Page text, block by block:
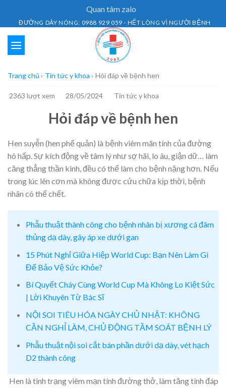
Quan tâm zalo
ĐƯỜNG DÂY NÓNG: 0988 929 059 - HẾT LÒNG VÌ NGƯỜI BỆNH
Trang chủ › Tin tức y khoa › Hỏi đáp về bệnh hen
2363 lượt xem 28/05/2024 Tin tức y khoa
Hỏi đáp về bệnh hen
Hen suyễn (hen phế quản) là bệnh viêm mãn tính của đường
hô hấp. Sự kích động về tâm lý như sợ hãi, lo âu, giận dữ… làm
căng thẳng thần kinh, đều có thể làm cho bệnh nặng hơn. Nếu
trong lúc lên cơn mà không được cứu chữa kịp thời, bệnh
nhân có thể chết.
Phẫu thuật thành công cho bệnh nhân bị xương cá đâm
thủng dạ dày, gây áp xe dưới gan
15 Phút Nghỉ Giữa Hiệp World Cup: Bạn Nên Làm Gì
Để Bảo Vệ Sức Khỏe?
Bí Quyết Cháy Cùng World Cup Mà Không Lo Kiệt Sức
| Lời Khuyên Từ Bác Sĩ
NỘI SOI TIÊU HÓA NGÀY CHỦ NHẬT: KHÔNG
CẦN NGHỈ LÀM, CHỦ ĐỘNG TẦM SOÁT BỆNH LÝ
Phẫu thuật nội soi cắt bán phần dưới dạ dày, vét hạch
D2 thành công
Hen là tình trạng viêm mạn tính đường thở, làm tăng tính đáp